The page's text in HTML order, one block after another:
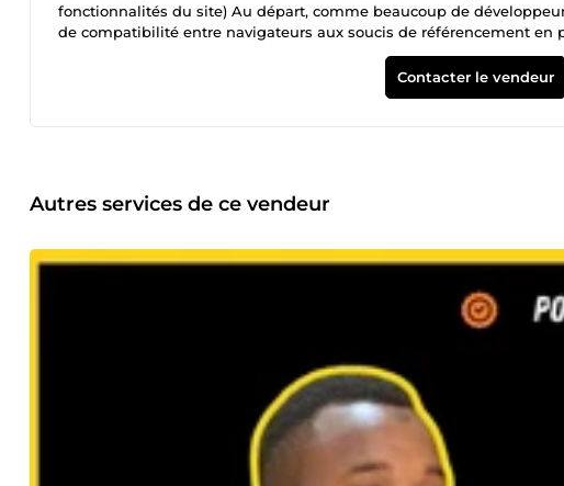
fonctionnalités du site) Au départ, comme beaucoup de
de compatibilité entre navigateurs aux soucis de référencement
d’images de fichiers lourdes, des sites non professionnels à sentir
justement grâce à ces échecs que j'ai pu affiner mes compétences
mets mon expérience au service de vos projets pour vous garantir
Contactez-moi pour une estimation gratuite !
Contacter le vendeur
Autres services de ce vendeur